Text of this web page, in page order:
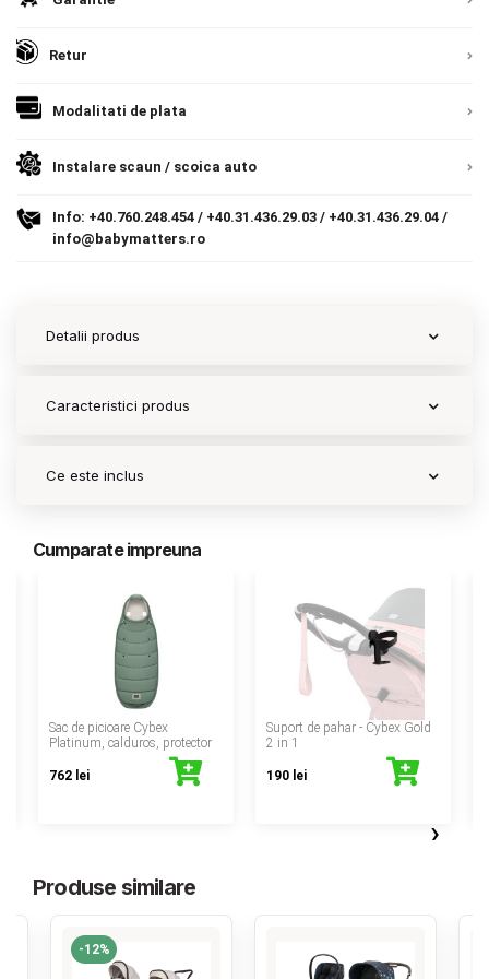
Copyright 2026 BabyMatters
Retur
Modalitati de plata
Instalare scaun / scoica auto
Info: +40.760.248.454 / +40.31.436.29.03 / +40.31.436.29.04 /
info@babymatters.ro
Detalii produs
Caracteristici produs
Ce este inclus
Cumparate impreuna
Sac de picioare Cybex
Platinum, calduros, protector
762 lei
Suport de pahar - Cybex Gold
2 in 1
190 lei
›
Produse similare
-12%